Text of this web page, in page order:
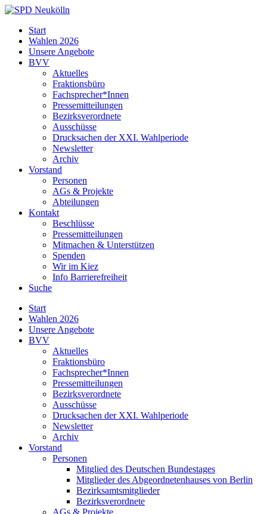
Skip
content
Neukölln
Start
Wahlen 2026
Unsere Angebote
BVV
Aktuelles
Fraktionsbüro
Fachsprecher*Innen
Pressemitteilungen
Bezirksverordnete
Ausschüsse
Drucksachen der XXI. Wahlperiode
Newsletter
Archiv
Vorstand
Personen
AGs & Projekte
Abteilungen
Kontakt
Beschlüsse
Pressemitteilungen
Mitmachen & Unterstützen
Spenden
Wir im Kiez
Info Barrierefreiheit
Suche
Start
Wahlen 2026
Unsere Angebote
BVV
Aktuelles
Fraktionsbüro
Fachsprecher*Innen
Pressemitteilungen
Bezirksverordnete
Ausschüsse
Drucksachen der XXI. Wahlperiode
Newsletter
Archiv
Vorstand
Personen
Mitglied des Deutschen Bundestages
Mitglieder des Abgeordnetenhauses von Berlin
Bezirksamtsmitglieder
Bezirksverordnete
AGs & Projekte